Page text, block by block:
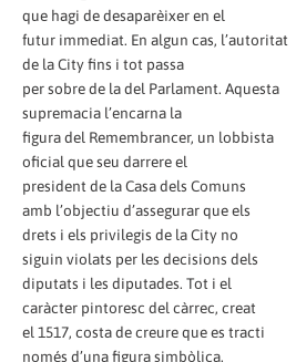
que hagi de desaparèixer en el
futur immediat. En algun cas, l’autoritat
de la City fins i tot passa
per sobre de la del Parlament. Aquesta
supremacia l’encarna la
figura del Remembrancer, un lobbista
oficial que seu darrere el
president de la Casa dels Comuns
amb l’objectiu d’assegurar que els
drets i els privilegis de la City no
siguin violats per les decisions dels
diputats i les diputades. Tot i el
caràcter pintoresc del càrrec, creat
el 1517, costa de creure que es tracti
només d’una figura simbòlica.